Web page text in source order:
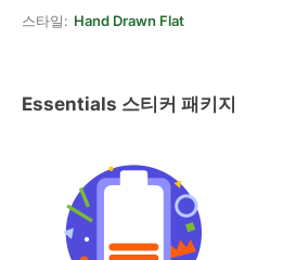
스타일: Hand Drawn Flat
Essentials 스티커 패키지